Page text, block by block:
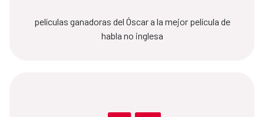
películas ganadoras del Óscar a la mejor película de
habla no inglesa